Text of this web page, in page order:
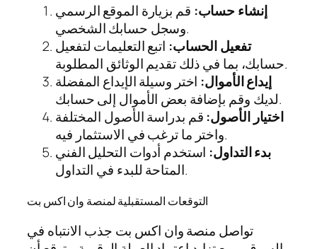
إنشاء حساب: قم بزيارة الموقع الرسمي
وسجل حسابك الشخصي.
تفعيل الحساب: اتبع التعليمات لتفعيل
حسابك، بما في ذلك تقديم الوثائق المطلوبة.
إيداع الأموال: اختر وسيلة الإيداع المفضلة
لديك وقم بإضافة بعض الأموال إلى حسابك.
اختيار الأصول: قم بدراسة الأصول المختلفة
واختر ما ترغب في الاستثمار فيه.
بدء التداول: استخدم أدوات التحليل الفني
المتاحة للبدء في التداول.
التوقعات المستقبلية لمنصة وان اكس بت
تواصل منصة وان اكس بت جذب الانتباه في